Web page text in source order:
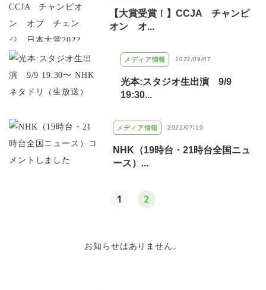
【大賞受賞！】CCJA チャンピ
オン オ...
メディア情報 2022/09/07
光本:スタジオ生出演 9/9
19:30...
メディア情報 2022/07/19
NHK（19時台・21時台全国ニュ
ース）...
1 2
お知らせはありません。